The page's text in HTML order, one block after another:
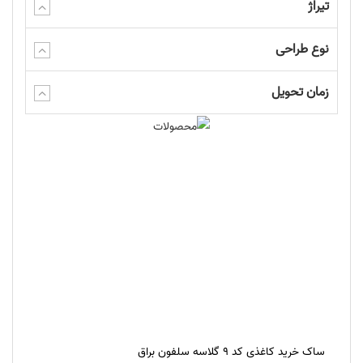
تیراژ
نوع طراحی
زمان تحویل
ساک خرید کاغذی کد 9 گلاسه سلفون براق